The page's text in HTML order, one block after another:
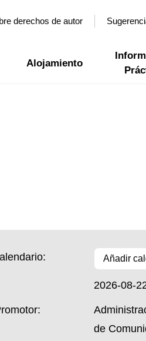
derechos de autor
Alojamiento
Añadir
2026-08-
de